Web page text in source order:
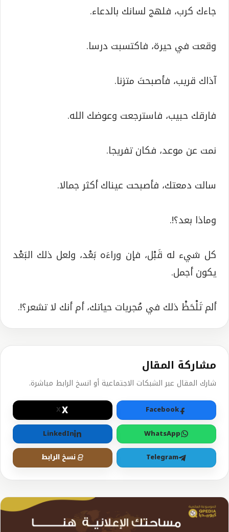
جاءك كرب، فلهج لسانك بالدعاء.
وقعت في حيرة، فاكتسبت درسا.
آذاك قريب، فأصبحتَ متزنا.
فارقك حبيب، فاسترجعت وعوضك الله.
نمت عن موعد، فكان تفريجا.
سالت دمعتك، فأصبحت عيناك أكثر جمالا.
وماذا بعد؟!.
كل شيء له قَبْل، فإن وراءَه بَعْد، ولعل ذلك البَعْد
يكون أجمل.
ألم تَلْحَظْ ذلك في مُجريات حياتك، أم أنك لا تشعر؟!.
مشاركة المقال
شارك المقال عبر الشبكات الاجتماعية أو انسخ الرابط مباشرة.
Facebook
X
X
WhatsApp
LinkedIn
Telegram
نسخ الرابط